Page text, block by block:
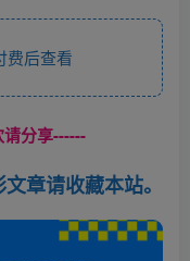
后查看
分享------
章请收藏本站。